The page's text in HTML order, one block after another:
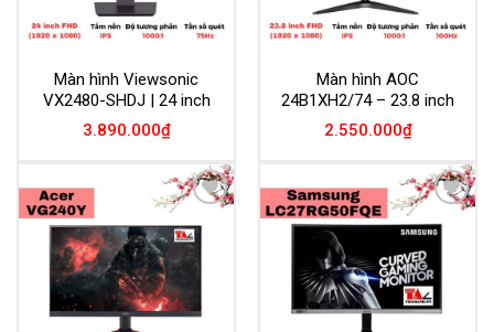
Màn hình Viewsonic
VX2480-SHDJ | 24 inch
3.890.000₫
Màn hình AOC
24B1XH2/74 – 23.8 inch
2.550.000₫
Wishlist
Add to
Wishlist